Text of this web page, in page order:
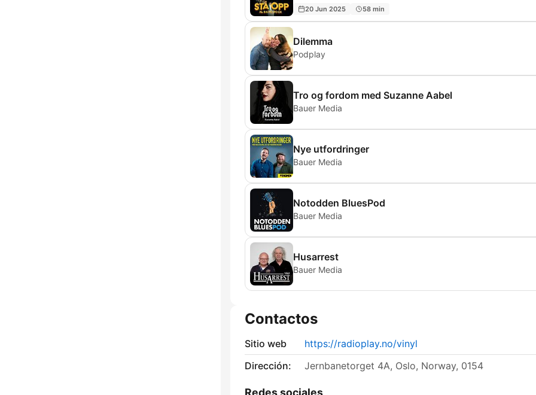
20 Jun 2025 58 min
Dilemma
Podplay
Tro og fordom med Suzanne Aabel
Bauer Media
Nye utfordringer
Bauer Media
Notodden BluesPod
Bauer Media
Husarrest
Bauer Media
Contactos
Sitio web
https://radioplay.no/vinyl
Dirección:
Jernbanetorget 4A, Oslo, Norway, 0154